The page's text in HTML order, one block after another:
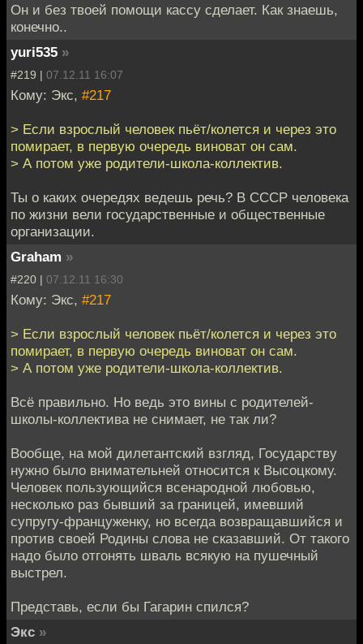
Он и без твоей помощи кассу сделает. Как знаешь,
конечно..
yuri535 »
#219 | 07.12.11 16:07
Кому: Экс, #217
> Если взрослый человек пьёт/колется и через это
помирает, в первую очередь виноват он сам.
> А потом уже родители-школа-коллектив.
Ты о каких очередях ведешь речь? В СССР человека
по жизни вели государственные и общественные
организации.
Graham »
#220 | 07.12.11 16:30
Кому: Экс, #217
> Если взрослый человек пьёт/колется и через это
помирает, в первую очередь виноват он сам.
> А потом уже родители-школа-коллектив.
Всё правильно. Но ведь это вины с родителей-
школы-коллектива не снимает, не так ли?
Вообще, на мой дилетантский взгляд, Государству
нужно было внимательней относится к Высоцкому.
Человек пользующийся всенародной любовью,
несколько раз бывший за границей, имевший
супругу-француженку, но всегда возвращавшийся и
против своей Родины слова не сказавший. От такого
надо было отгонять шваль всякую на пушечный
выстрел.
Представь, если бы Гагарин спился?
Экс »